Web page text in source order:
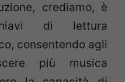
crediamo, è
di lettura
consentendo agli
più musica